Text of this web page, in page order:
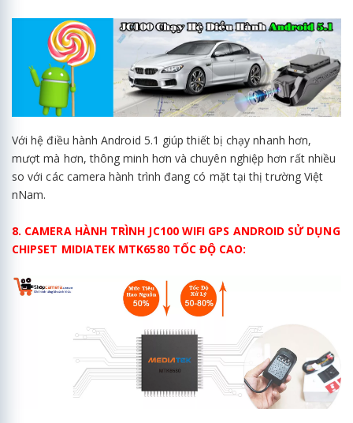
Với hệ điều hành Android 5.1 giúp thiết bị chạy nhanh hơn,
mượt mà hơn, thông minh hơn và chuyên nghiệp hơn rất nhiều
so với các camera hành trình đang có mặt tại thị trường Việt
nNam.
8. CAMERA HÀNH TRÌNH JC100 WIFI GPS ANDROID SỬ DỤNG
CHIPSET MIDIATEK MTK6580 TỐC ĐỘ CAO: